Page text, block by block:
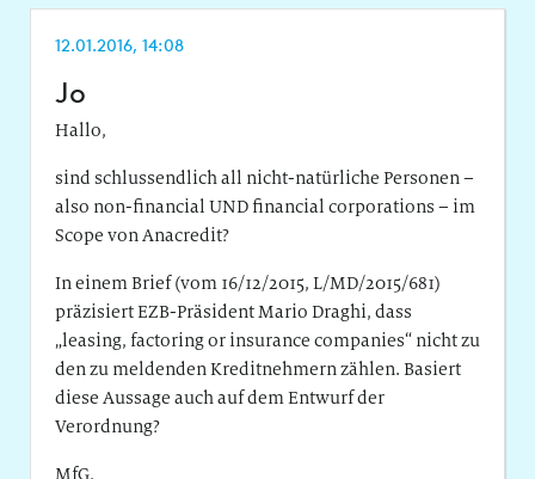
12.01.2016, 14:08
Jo
Hallo,
sind schlussendlich all nicht-natürliche Personen –
also non-financial UND financial corporations – im
Scope von Anacredit?
In einem Brief (vom 16/12/2015, L/MD/2015/681)
präzisiert EZB-Präsident Mario Draghi, dass
„leasing, factoring or insurance companies“ nicht zu
den zu meldenden Kreditnehmern zählen. Basiert
diese Aussage auch auf dem Entwurf der
Verordnung?
MfG,